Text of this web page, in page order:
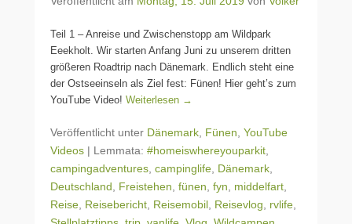
Teil 1 – Anreise und Zwischenstopp am Wildpark
Eeekholt. Wir starten Anfang Juni zu unserem dritten
größeren Roadtrip nach Dänemark. Endlich steht eine
der Ostseeinseln als Ziel fest: Fünen! Hier geht’s zum
YouTube Video! Weiterlesen →
Veröffentlicht unter Dänemark, Fünen, YouTube
Videos | Lemmata: #homeiswhereyouparkit,
campingadventures, campinglife, Dänemark,
Deutschland, Freistehen, fünen, fyn, middelfart,
Reise, Reisebericht, Reisemobil, Reisevlog, rvlife,